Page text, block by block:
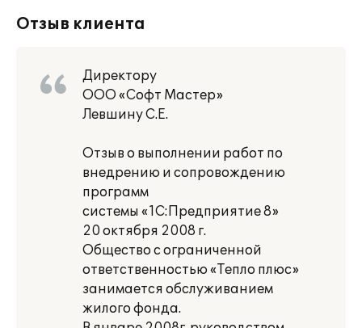
Отзыв клиента
Директору
ООО «Софт Мастер»
Левшину С.Е.
Отзыв о выполнении работ по
внедрению и сопровождению
программ
системы «1С:Предприятие 8»
20 октября 2008 г.
Общество с ограниченной
ответственностью «Тепло плюс»
занимается обслуживанием
жилого фонда.